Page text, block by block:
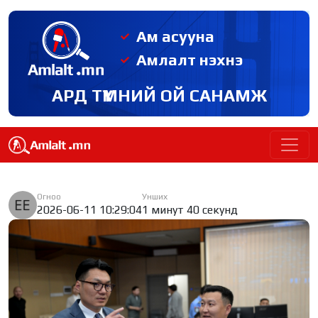
Ам асууна
Амлалт нэхнэ
АРД ТҮМНИЙ ОЙ САНАМЖ
Огноо
2026-06-11 10:29:04
Унших
1 минут 40 секунд